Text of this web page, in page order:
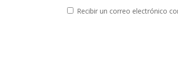
Recibir un correo electrónico